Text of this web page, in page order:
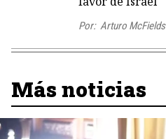
Por: Arturo McFields
Más noticias